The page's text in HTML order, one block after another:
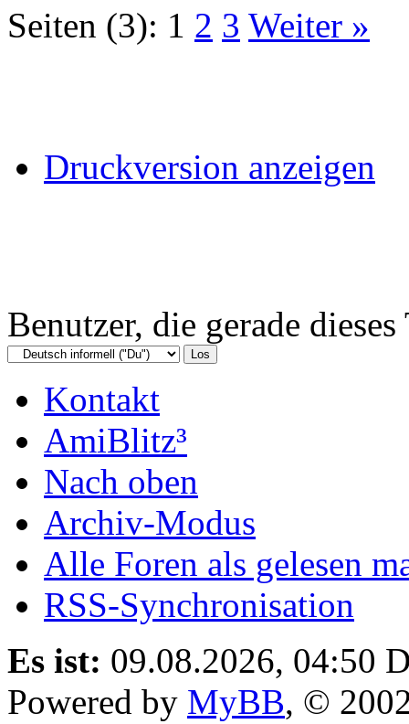
Seiten (3): 1 2 3 Weiter »
Druckversion anzeigen
Benutzer, die gerade
Kontakt
AmiBlitz³
Nach oben
Archiv-Modus
Alle Foren als gelesen
RSS-Synchronisation
Es ist: 09.08.2026, 04:50
Powered by MyBB, ©